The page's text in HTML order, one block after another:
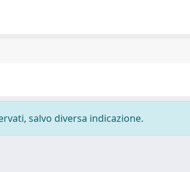
salvo diversa indicazione.